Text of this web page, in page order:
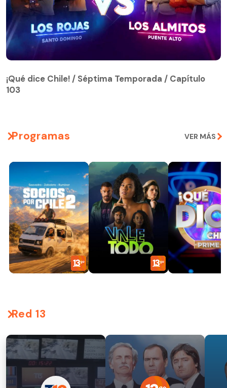
103
¡Qué dice Chile! / Séptima Temporada / Capítulo
103
Programas VER MÁS
Red 13